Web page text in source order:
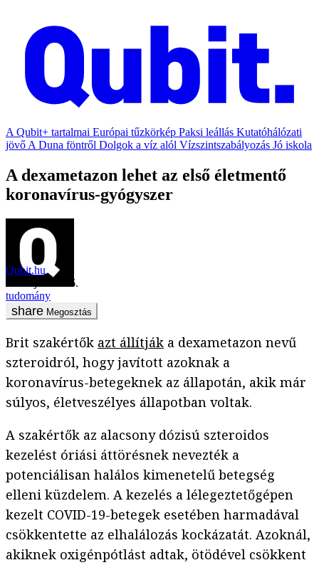
A Qubit+ tartalmai Európai tűzkörkép Paksi leállás Kutatóhálózati
jövő A Duna föntről Dolgok a víz alól Vízszintszabályozás Jó iskola
A dexametazon lehet az első életmentő
koronavírus-gyógyszer
Qubit.hu
2020. június 16.
tudomány
Megosztás
Brit szakértők azt állítják a dexametazon nevű
szteroidról, hogy javított azoknak a
koronavírus-betegeknek az állapotán, akik már
súlyos, életveszélyes állapotban voltak.
A szakértők az alacsony dózisú szteroidos
kezelést óriási áttörésnek nevezték a
potenciálisan halálos kimenetelű betegség
elleni küzdelem. A kezelés a lélegeztetőgépen
kezelt COVID-19-betegek esetében harmadával
csökkentette az elhalálozás kockázatát. Azoknál,
akiknek oxigénpótlást adtak, ötödével csökkent